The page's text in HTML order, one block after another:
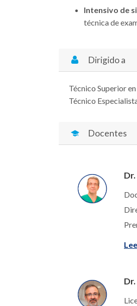
Intensivo de
técnica de
Dirigido a
Técnico Superior
Técnico
Docentes